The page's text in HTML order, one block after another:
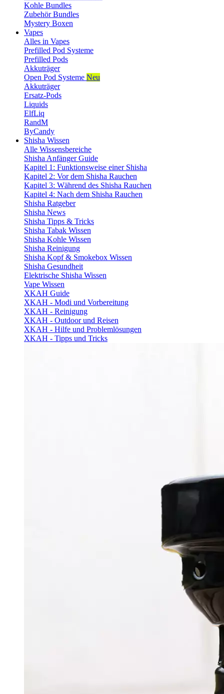
Kohle Bundles
Zubehör Bundles
Mystery Boxen
Vapes
Alles in Vapes
Prefilled Pod Systeme
Prefilled Pods
Akkuträger
Open Pod Systeme Neu
Akkuträger
Ersatz-Pods
Liquids
ElfLiq
RandM
ByCandy
Shisha Wissen
Alle Wissensbereiche
Shisha Anfänger Guide
Kapitel 1: Funktionsweise einer Shisha
Kapitel 2: Vor dem Shisha Rauchen
Kapitel 3: Während des Shisha Rauchen
Kapitel 4: Nach dem Shisha Rauchen
Shisha Ratgeber
Shisha News
Shisha Tipps & Tricks
Shisha Tabak Wissen
Shisha Kohle Wissen
Shisha Reinigung
Shisha Kopf & Smokebox Wissen
Shisha Gesundheit
Elektrische Shisha Wissen
Vape Wissen
XKAH Guide
XKAH - Modi und Vorbereitung
XKAH - Reinigung
XKAH - Outdoor und Reisen
XKAH - Hilfe und Problemlösungen
XKAH - Tipps und Tricks